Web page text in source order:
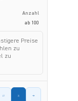
Anzahl
ab 100
Preise
zu
zu